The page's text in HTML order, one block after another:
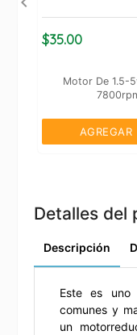
$35.00
Motor De 1.5-
AGREGAR
Detalles del
Descripción
Este es uno
comunes y
un